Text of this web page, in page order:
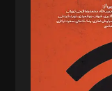
سروش کرمیان،